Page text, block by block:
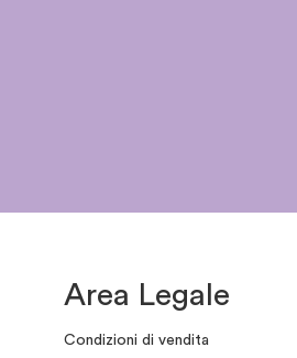
Area Legale
Condizioni di vendita